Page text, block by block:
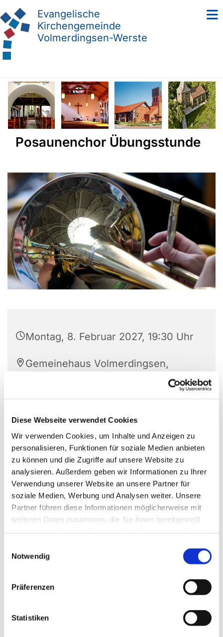
Diese Webseite verwendet Cookies
Wir verwenden Cookies, um Inhalte und Anzeigen zu
personalisieren, Funktionen für soziale Medien anbieten
zu können und die Zugriffe auf unsere Website zu
analysieren. Außerdem geben wir Informationen zu Ihrer
Verwendung unserer Website an unsere Partner für
soziale Medien, Werbung und Analysen weiter. Unsere
Partner führen diese Informationen möglicherweise mit
weiteren Daten zusammen, die Sie ihnen bereitgestellt
Notwendig
Präferenzen
Statistiken
Evangelische
Kirchengemeinde
Volmerdingsen-Werste
Posaunenchor Übungsstunde
Montag, 8. Februar 2027, 19:30 Uhr
Gemeinehaus Volmerdingsen,
Pfarrer Brünger Str. 1, 32549 Bad